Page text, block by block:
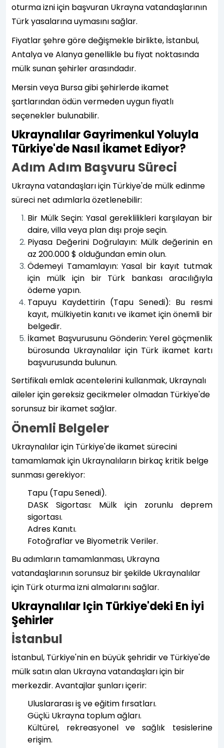
oturma izni için başvuran Ukrayna vatandaşlarının
Türk yasalarına uymasını sağlar.
Fiyatlar şehre göre değişmekle birlikte, İstanbul,
Antalya ve Alanya genellikle bu fiyat noktasında
mülk sunan şehirler arasındadır.
Mersin veya Bursa gibi şehirlerde ikamet
şartlarından ödün vermeden uygun fiyatlı
seçenekler bulunabilir.
Ukraynalılar Gayrimenkul Yoluyla
Türkiye'de Nasıl İkamet Ediyor?
Adım Adım Başvuru Süreci
Ukrayna vatandaşları için Türkiye'de mülk edinme
süreci net adımlarla özetlenebilir:
Bir Mülk Seçin: Yasal gereklilikleri karşılayan bir
daire, villa veya plan dışı proje seçin.
Piyasa Değerini Doğrulayın: Mülk değerinin en
az 200.000 $ olduğundan emin olun.
Ödemeyi Tamamlayın: Yasal bir kayıt tutmak
için mülk için bir Türk bankası aracılığıyla
ödeme yapın.
Tapuyu Kaydettirin (Tapu Senedi): Bu resmi
kayıt, mülkiyetin kanıtı ve ikamet için önemli bir
belgedir.
İkamet Başvurusunu Gönderin: Yerel göçmenlik
bürosunda Ukraynalılar için Türk ikamet kartı
başvurusunda bulunun.
Sertifikalı emlak acentelerini kullanmak, Ukraynalı
aileler için gereksiz gecikmeler olmadan Türkiye'de
sorunsuz bir ikamet sağlar.
Önemli Belgeler
Ukraynalılar için Türkiye'de ikamet sürecini
tamamlamak için Ukraynalıların birkaç kritik belge
sunması gerekiyor:
Tapu (Tapu Senedi).
DASK Sigortası: Mülk için zorunlu deprem
sigortası.
Adres Kanıtı.
Fotoğraflar ve Biyometrik Veriler.
Bu adımların tamamlanması, Ukrayna
vatandaşlarının sorunsuz bir şekilde Ukraynalılar
için Türk oturma izni almalarını sağlar.
Ukraynalılar Için Türkiye'deki En İyi
Şehirler
İstanbul
İstanbul, Türkiye'nin en büyük şehridir ve Türkiye'de
mülk satın alan Ukrayna vatandaşları için bir
merkezdir. Avantajlar şunları içerir:
Uluslararası iş ve eğitim fırsatları.
Güçlü Ukrayna toplum ağları.
Kültürel, rekreasyonel ve sağlık tesislerine
erişim.